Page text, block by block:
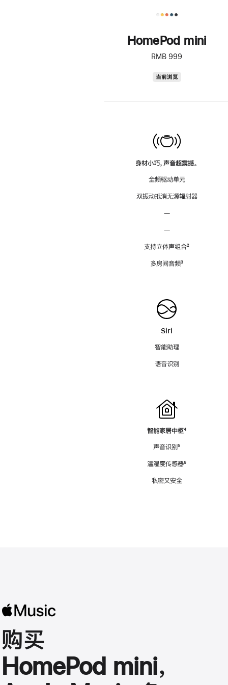
HomePod mini
RMB 999
当前浏览
身材小巧，声音超震撼。
全频驱动单元
双振动抵消无源辐射器
—
—
支持立体声组合脚
²
多房间音频脚
³
Siri
智能助理
语音识别
智能家居中枢脚
⁴
声音识别脚
⁵
温湿度传感器脚
⁶
私密又安全
购买
HomePod mini，